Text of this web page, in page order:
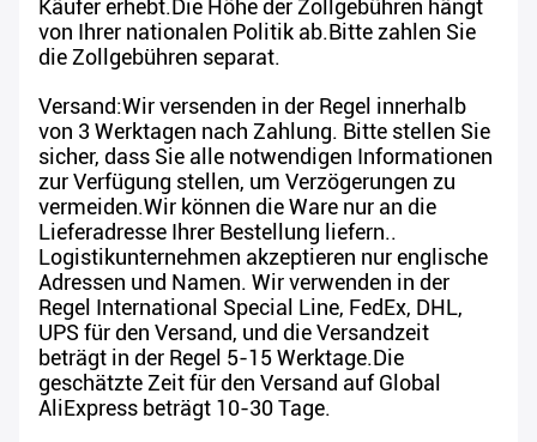
Käufer erhebt.Die Höhe der Zollgebühren hängt
von Ihrer nationalen Politik ab.Bitte zahlen Sie
die Zollgebühren separat.
Versand:Wir versenden in der Regel innerhalb
von 3 Werktagen nach Zahlung. Bitte stellen Sie
sicher, dass Sie alle notwendigen Informationen
zur Verfügung stellen, um Verzögerungen zu
vermeiden.Wir können die Ware nur an die
Lieferadresse Ihrer Bestellung liefern..
Logistikunternehmen akzeptieren nur englische
Adressen und Namen. Wir verwenden in der
Regel International Special Line, FedEx, DHL,
UPS für den Versand, und die Versandzeit
beträgt in der Regel 5-15 Werktage.Die
geschätzte Zeit für den Versand auf Global
AliExpress beträgt 10-30 Tage.